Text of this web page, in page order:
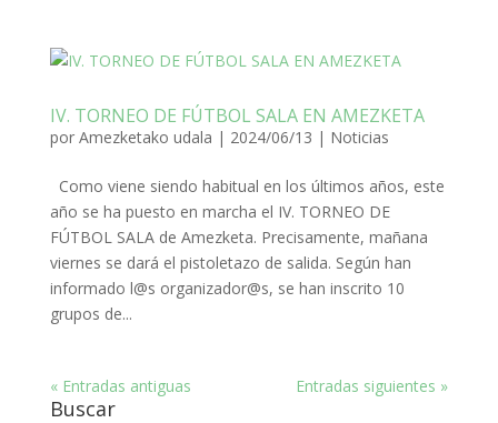
IV. TORNEO DE FÚTBOL SALA EN AMEZKETA
por Amezketako udala | 2024/06/13 | Noticias
Como viene siendo habitual en los últimos años, este
año se ha puesto en marcha el IV. TORNEO DE
FÚTBOL SALA de Amezketa. Precisamente, mañana
viernes se dará el pistoletazo de salida. Según han
informado l@s organizador@s, se han inscrito 10
grupos de...
« Entradas antiguas Entradas siguientes »
Buscar